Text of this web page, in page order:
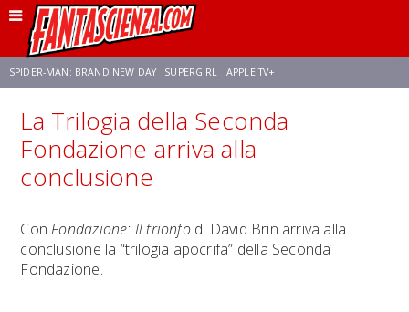
SPIDER-MAN: BRAND NEW DAY SUPERGIRL APPLE TV+
FRANCO RICCIARDIELLO ZENDAYA AVENGERS: DOOMSDAY
La Trilogia della Seconda
Fondazione arriva alla
conclusione
ConFondazione: Il trionfodi David Brin arriva alla
conclusione la “trilogia apocrifa” della Seconda
Fondazione.